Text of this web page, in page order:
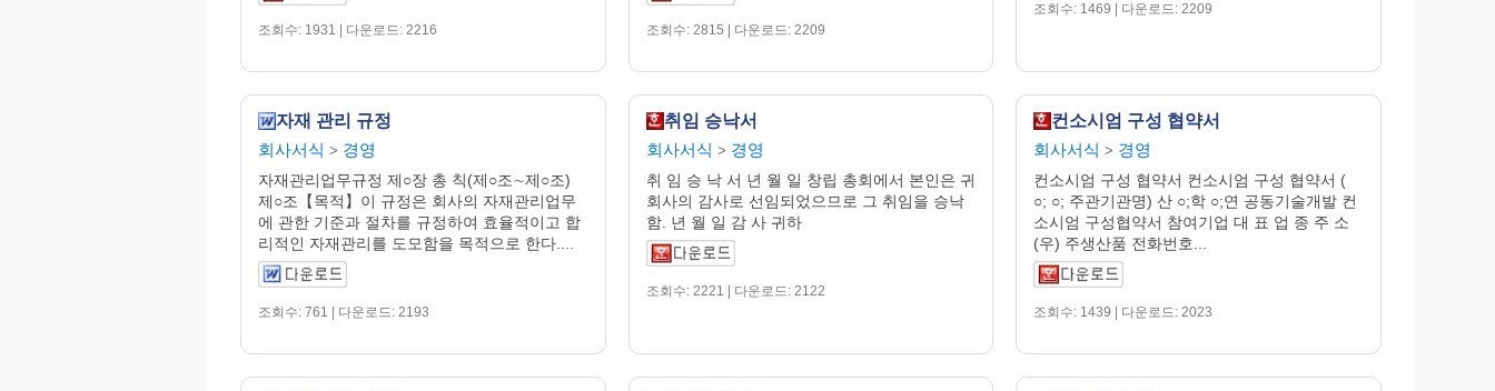
조회수: 1931 | 다운로드: 2216 조회수: 2815 | 다운로드: 2209
조회수: 1469 | 다운로드: 2209
자재 관리 규정
회사서식 > 경영
자재관리업무규정 제○장 총 칙(제○조∼제○조)
제○조【목적】이 규정은 회사의 자재관리업무
에 관한 기준과 절차를 규정하여 효율적이고 합
리적인 자재관리를 도모함을 목적으로 한다....
조회수: 761 | 다운로드: 2193
취임 승낙서
회사서식 > 경영
취 임 승 낙 서 년 월 일 창립 총회에서 본인은 귀
회사의 감사로 선임되었으므로 그 취임을 승낙
함. 년 월 일 감 사 귀하
조회수: 2221 | 다운로드: 2122
컨소시엄 구성 협약서
회사서식 > 경영
컨소시엄 구성 협약서 컨소시엄 구성 협약서 (
○; ○; 주관기관명) 산 ○;학 ○;연 공동기술개발 컨
소시엄 구성협약서 참여기업 대 표 업 종 주 소
(우) 주생산품 전화번호...
조회수: 1439 | 다운로드: 2023